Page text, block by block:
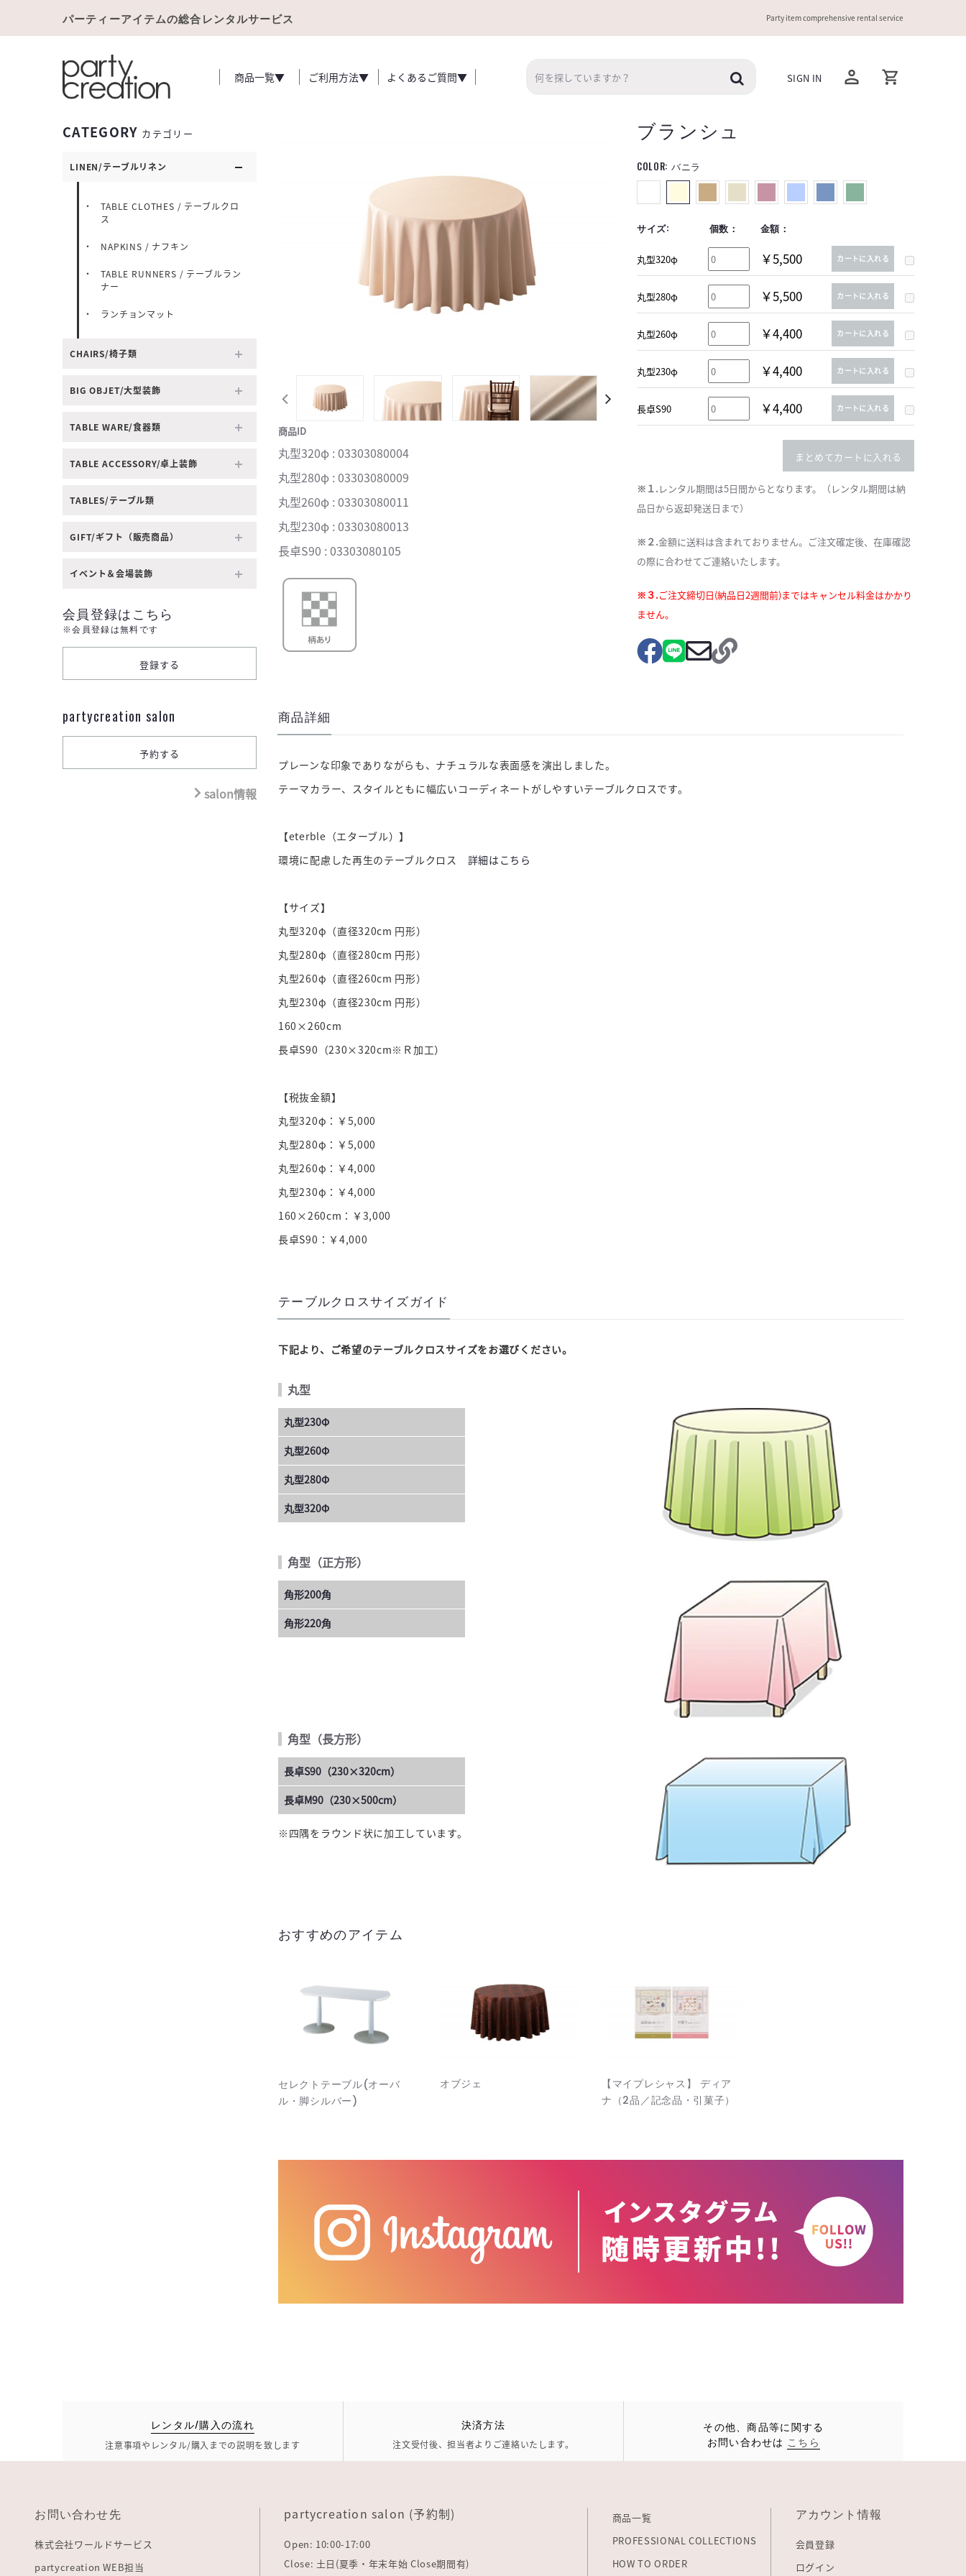
パーティーアイテムの総合レンタルサービス Party item comprehensive rental service
商品一覧▼ ご利用方法▼ よくあるご質問▼ SIGN IN
CATEGORY カテゴリー
LINEN/テーブルリネン
TABLE CLOTHES / テーブルクロ
ス
NAPKINS / ナフキン
TABLE RUNNERS / テーブルラン
ナー
ランチョンマット
CHAIRS/椅子類
BIG OBJET/大型装飾
TABLE WARE/食器類
TABLE ACCESSORY/卓上装飾
TABLES/テーブル類
GIFT/ギフト（販売商品）
イベント＆会場装飾
会員登録はこちら
※会員登録は無料です
partycreation salon
salon情報
商品ID
丸型320φ : 03303080004
丸型280φ : 03303080009
丸型260φ : 03303080011
丸型230φ : 03303080013
長卓S90 : 03303080105
ブランシュ
COLOR: バニラ
サイズ: 個数： 金額：
丸型320φ ￥5,500 カートに入れる
丸型280φ ￥5,500 カートに入れる
丸型260φ ￥4,400 カートに入れる
丸型230φ ￥4,400 カートに入れる
長卓S90 ￥4,400 カートに入れる
まとめてカートに入れる
※１. レンタル期間は5日間からとなります。（レンタル期間は納
品日から返却発送日まで）
※２.金額に送料は含まれておりません。ご注文確定後、在庫確認
の際に合わせてご連絡いたします。
※３.ご注文締切日(納品日2週間前)まではキャンセル料金はかかり
ません。
商品詳細
プレーンな印象でありながらも、ナチュラルな表面感を演出しました。
テーマカラー、スタイルともに幅広いコーディネートがしやすいテーブルクロスです。
【eterble（エターブル）】
環境に配慮した再生のテーブルクロス 詳細はこちら
【サイズ】
丸型320φ（直径320cm 円形）
丸型280φ（直径280cm 円形）
丸型260φ（直径260cm 円形）
丸型230φ（直径230cm 円形）
160×260cm
長卓S90（230×320cm※Ｒ加工）
【税抜金額】
丸型320φ：￥5,000
丸型280φ：￥5,000
丸型260φ：￥4,000
丸型230φ：￥4,000
160×260cm：￥3,000
長卓S90：￥4,000
テーブルクロスサイズガイド
下記より、ご希望のテーブルクロスサイズをお選びください。
丸型
丸型230Φ
丸型260Φ
丸型280Φ
丸型320Φ
角型（正方形）
角形200角
角形220角
角型（長方形）
長卓S90（230×320cm）
長卓M90（230×500cm）
※四隅をラウンド状に加工しています。
おすすめのアイテム
セレクトテーブル(オーバ
ル・脚シルバー)
オブジェ
【マイプレシャス】 ディア
ナ（2品／記念品・引菓子）
レンタル/購入の流れ
注意事項やレンタル/購入までの説明を致します
決済方法
注文受付後、担当者よりご連絡いたします。
その他、商品等に関する
お問い合わせは こちら
お問い合わせ先
株式会社ワールドサービス
partycreation WEB担当
partycreation salon (予約制)
Open: 10:00-17:00
Close: 土日(夏季・年末年始 Close期間有)
商品一覧
PROFESSIONAL COLLECTIONS
HOW TO ORDER
アカウント情報
会員登録
ログイン